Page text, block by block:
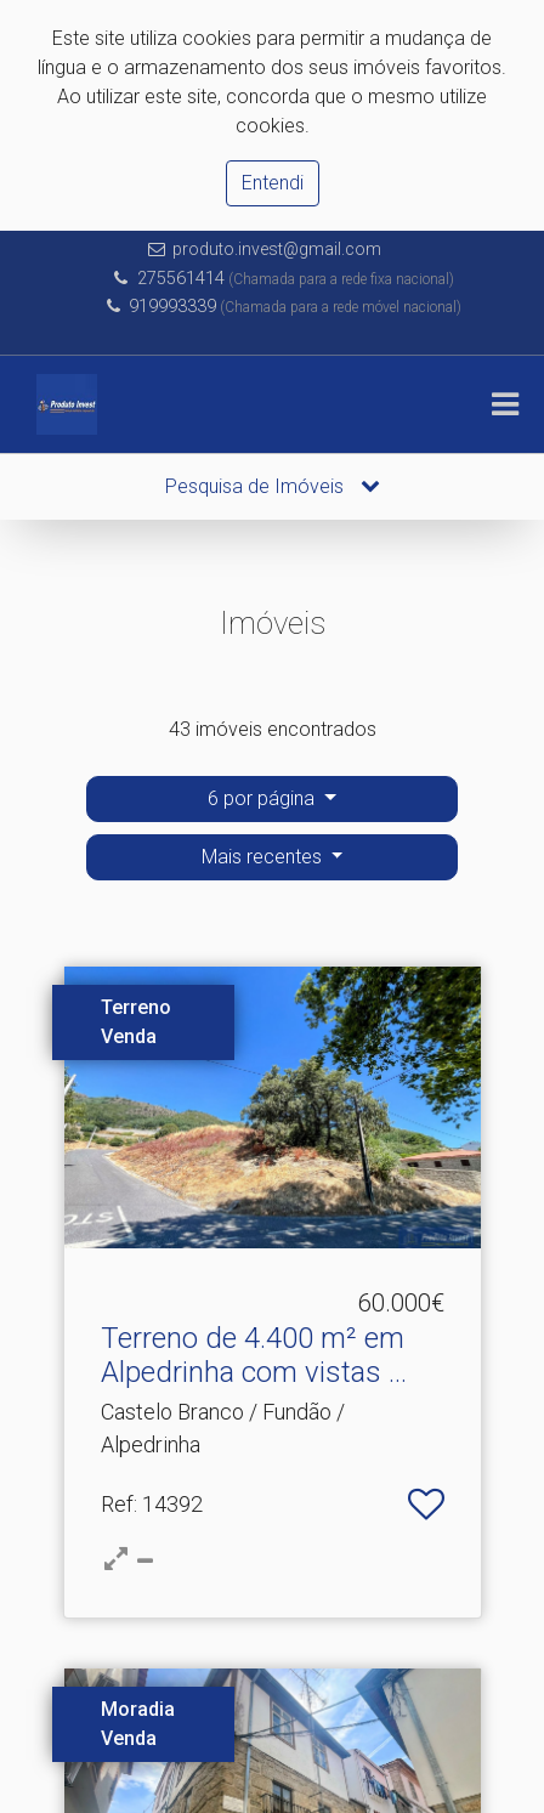
Este site utiliza cookies para permitir a mudança de
língua e o armazenamento dos seus imóveis favoritos.
Ao utilizar este site, concorda que o mesmo utilize
cookies.
Entendi
produto.invest@gmail.com
275561414(Chamada para a rede fixa nacional)
919993339 (Chamada para a rede móvel nacional)
Pesquisa de Imóveis
Imóveis
43 imóveis encontrados
6 por página
Mais recentes
Terreno
Venda
60.000€
Terreno de 4.​400 m² em
Alpedrinha com vistas ...
Castelo Branco / Fundão /
Alpedrinha
Ref: 14392
Moradia
Venda